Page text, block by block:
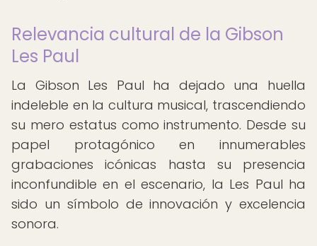
Relevancia cultural de la Gibson
Les Paul
La Gibson Les Paul ha dejado una huella
indeleble en la cultura musical, trascendiendo
su mero estatus como instrumento. Desde su
papel protagónico en innumerables
grabaciones icónicas hasta su presencia
inconfundible en el escenario, la Les Paul ha
sido un símbolo de innovación y excelencia
sonora.